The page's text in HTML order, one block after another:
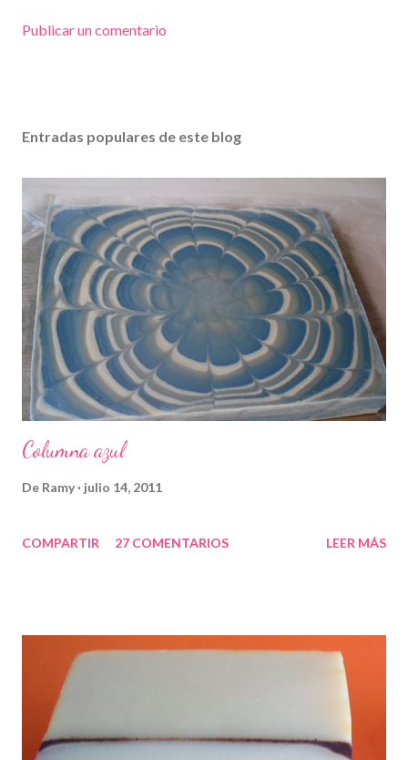
Publicar un comentario
Entradas populares de este blog
Columna azul
De Ramy julio 14, 2011
COMPARTIR 27 COMENTARIOS LEER MÁS